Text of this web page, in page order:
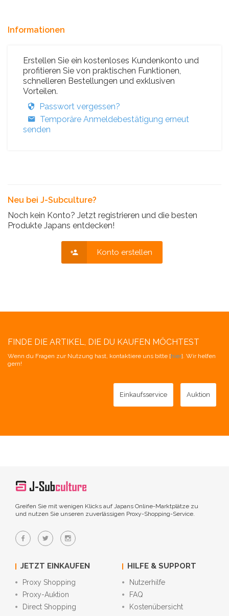
Informationen
Erstellen Sie ein kostenloses Kundenkonto und
profitieren Sie von praktischen Funktionen,
schnelleren Bestellungen und exklusiven
Vorteilen.
Passwort vergessen?
Temporäre Anmeldebestätigung erneut
senden
Neu bei J-Subculture?
Noch kein Konto? Jetzt registrieren und die besten
Produkte Japans entdecken!
Konto erstellen
FINDE DIE ARTIKEL, DIE DU KAUFEN MÖCHTEST
Wenn du Fragen zur Nutzung hast, kontaktiere uns bitte [hier]. Wir helfen
gern!
Einkaufsservice Auktion
Greifen Sie mit wenigen Klicks auf Japans Online-Marktplätze zu
und nutzen Sie unseren zuverlässigen Proxy-Shopping-Service.
JETZT EINKAUFEN
Proxy Shopping
Proxy-Auktion
Direct Shopping
HILFE & SUPPORT
Nutzerhilfe
FAQ
Kostenübersicht